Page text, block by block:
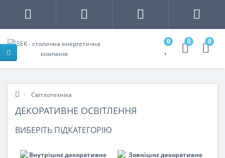
0 0 0
Світлотехніка
ДЕКОРАТИВНЕ ОСВІТЛЕННЯ
ВИБЕРІТЬ ПІДКАТЕГОРІЮ